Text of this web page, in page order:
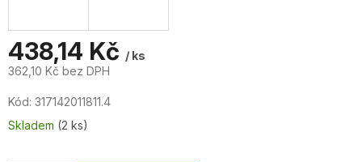
438,14 Kč / ks
362,10 Kč bez DPH
cena:
Kód: 317142011811.4
Skladem (2 ks)